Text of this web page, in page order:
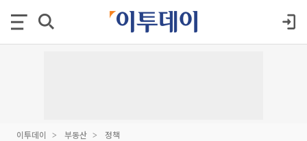
이투데이 부동산 정책